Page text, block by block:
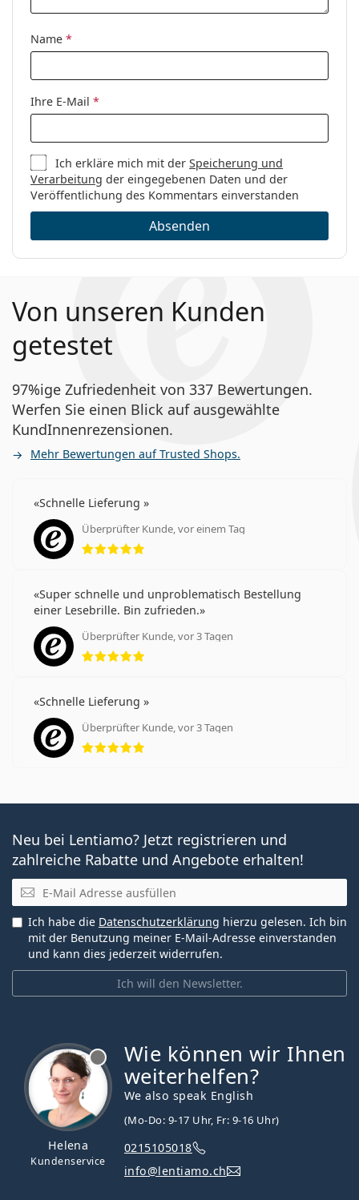
Kategorie:
Brillen
Marke:
Name *
Ihre E-Mail *
Ich erkläre mich mit derSpeicherung und
Verarbeitung der eingegebenen Daten und der
Veröffentlichung des Kommentars einverstanden
Absenden
Von unseren Kunden
getestet
97%ige Zufriedenheit von 337 Bewertungen.
Werfen Sie einen Blick auf ausgewählte
KundInnenrezensionen.
Mehr Bewertungen auf Trusted Shops.
Schnelle Lieferung
Überprüfter Kunde, vor einem Tag
Bewertung 5 aus 5
Super schnelle und unproblematisch Bestellung
einer Lesebrille. Bin zufrieden.
Überprüfter Kunde, vor 3 Tagen
Bewertung 5 aus 5
Schnelle Lieferung
Überprüfter Kunde, vor 3 Tagen
Bewertung 5 aus 5
Neu bei Lentiamo? Jetzt registrieren und
zahlreiche Rabatte und Angebote erhalten!
E-Mail
Ich will den Newsletter.
Ich habe die Datenschutzerklärung hierzu gelesen. Ich bin
mit der Benutzung meiner E-Mail-Adresse einverstanden
und kann dies jederzeit widerrufen.
Helena
Kundenservice
Wie können wir Ihnen
weiterhelfen?
We also speak English
(Mo-Do: 9-17 Uhr, Fr: 9-16 Uhr)
0215105018
info@lentiamo.ch